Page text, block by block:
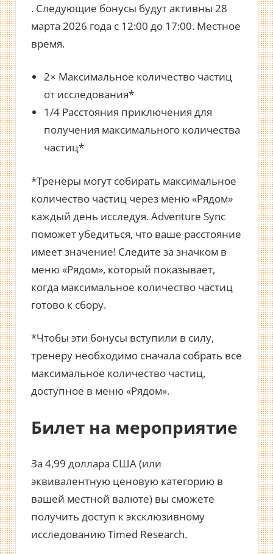
. Следующие бонусы будут активны 28
марта 2026 года с 12:00 до 17:00. Местное
время.
2× Максимальное количество частиц
от исследования*
1/4 Расстояния приключения для
получения максимального количества
частиц*
*Тренеры могут собирать максимальное
количество частиц через меню «Рядом»
каждый день исследуя. Adventure Sync
поможет убедиться, что ваше расстояние
имеет значение! Следите за значком в
меню «Рядом», который показывает,
когда максимальное количество частиц
готово к сбору.
*Чтобы эти бонусы вступили в силу,
тренеру необходимо сначала собрать все
максимальное количество частиц,
доступное в меню «Рядом».
Билет на мероприятие
За 4,99 доллара США (или
эквивалентную ценовую категорию в
вашей местной валюте) вы сможете
получить доступ к эксклюзивному
исследованию Timed Research.